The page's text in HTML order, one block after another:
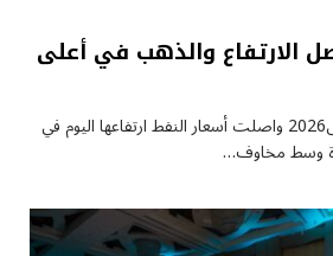
الارتفاع والذهب في أعلى
عواصم وكالات 7 أغسطس2026 واصلت أسعار ⁠النفط ارتفاعها اليوم في
وسط مخاوف…